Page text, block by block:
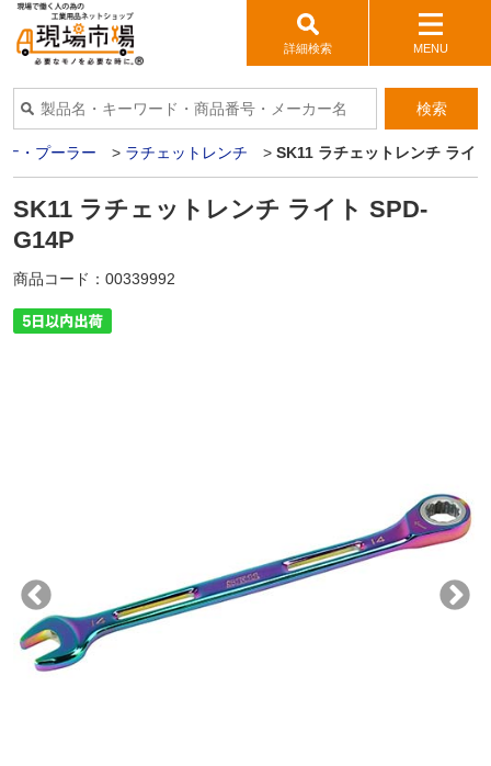
詳細検索 MENU
検索
・プーラー > ラチェットレンチ > SK11 ラチェットレンチ ライ
SK11 ラチェットレンチ ライト SPD-
G14P
商品コード： 00339992